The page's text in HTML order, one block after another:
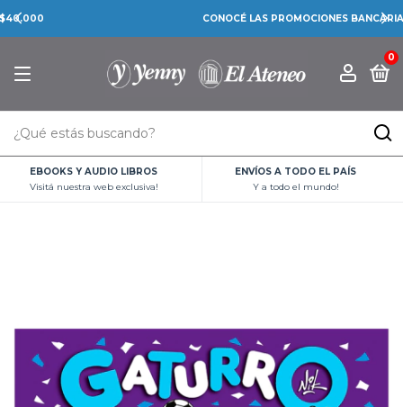
CONOCÉ LAS PROMOCIONES BANCARIAS
0
EBOOKS Y AUDIO LIBROS
Visitá nuestra web exclusiva!
ENVÍOS A TODO EL PAÍS
Y a todo el mundo!